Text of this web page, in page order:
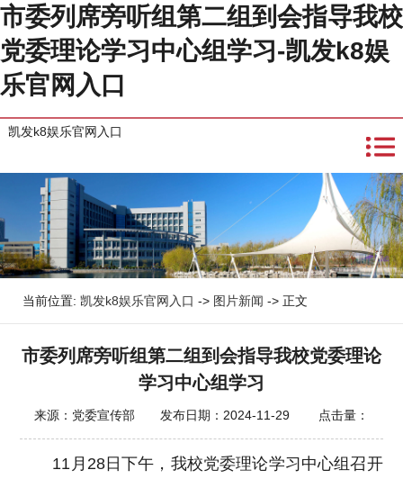
市委列席旁听组第二组到会指导我校
党委理论学习中心组学习-凯发k8娱
乐官网入口
凯发k8娱乐官网入口
当前位置: 凯发k8娱乐官网入口 -> 图片新闻 -> 正文
市委列席旁听组第二组到会指导我校党委理论
学习中心组学习
来源：党委宣传部 发布日期：2024-11-29 点击量：
11月28日下午，我校党委理论学习中心组召开